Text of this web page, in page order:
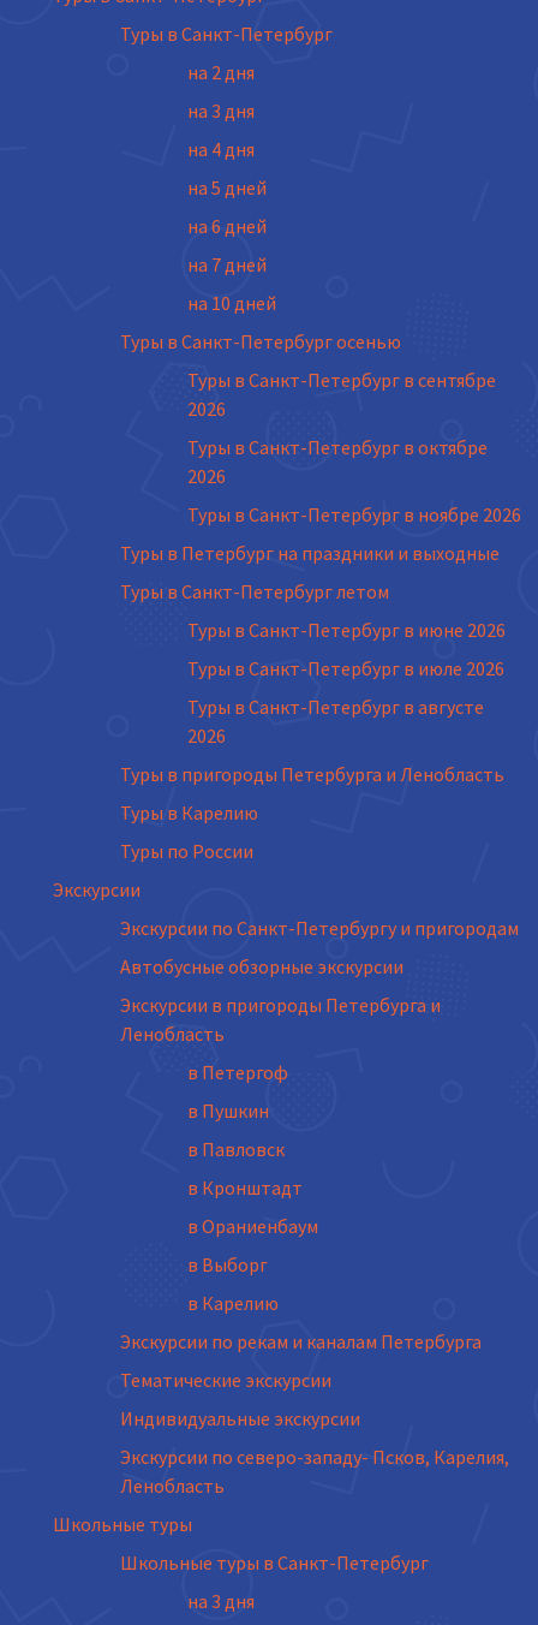
Туры в Санкт-Петербург
на 2 дня
на 3 дня
на 4 дня
на 5 дней
на 6 дней
на 7 дней
на 10 дней
Туры в Санкт-Петербург осенью
Туры в Санкт-Петербург в сентябре
2026
Туры в Санкт-Петербург в октябре
2026
Туры в Санкт-Петербург в ноябре 2026
Туры в Петербург на праздники и выходные
Туры в Санкт-Петербург летом
Туры в Санкт-Петербург в июне 2026
Туры в Санкт-Петербург в июле 2026
Туры в Санкт-Петербург в августе
2026
Туры в пригороды Петербурга и Ленобласть
Туры в Карелию
Туры по России
Экскурсии
Экскурсии по Санкт-Петербургу и пригородам
Автобусные обзорные экскурсии
Экскурсии в пригороды Петербурга и
Ленобласть
в Петергоф
в Пушкин
в Павловск
в Кронштадт
в Ораниенбаум
в Выборг
в Карелию
Экскурсии по рекам и каналам Петербурга
Тематические экскурсии
Индивидуальные экскурсии
Экскурсии по северо-западу- Псков, Карелия,
Ленобласть
Школьные туры
Школьные туры в Санкт-Петербург
на 3 дня